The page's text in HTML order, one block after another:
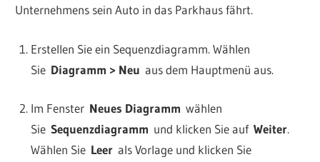
Unternehmens sein Auto in das Parkhaus fährt.
Erstellen Sie ein Sequenzdiagramm. Wählen
Sie Diagramm > Neu aus dem Hauptmenü aus.
Im Fenster Neues Diagramm wählen
Sie Sequenzdiagramm und klicken Sie auf Weiter.
Wählen Sie Leerals Vorlage und klicken Sie